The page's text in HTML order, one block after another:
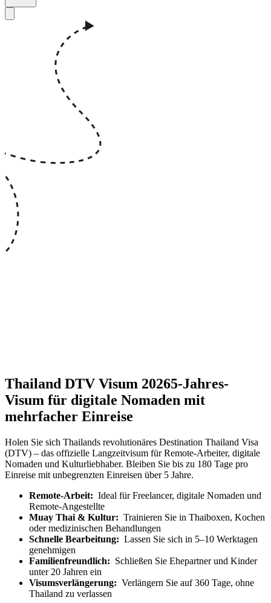
Thailand DTV Visum 20265-Jahres-
Visum für digitale Nomaden mit
mehrfacher Einreise
Holen Sie sich Thailands revolutionäres Destination Thailand Visa
(DTV) – das offizielle Langzeitvisum für Remote-Arbeiter, digitale
Nomaden und Kulturliebhaber. Bleiben Sie bis zu 180 Tage pro
Einreise mit unbegrenzten Einreisen über 5 Jahre.
Remote-Arbeit: Ideal für Freelancer, digitale Nomaden und
Remote-Angestellte
Muay Thai & Kultur: Trainieren Sie in Thaiboxen, Kochen
oder medizinischen Behandlungen
Schnelle Bearbeitung: Lassen Sie sich in 5–10 Werktagen
genehmigen
Familienfreundlich: Schließen Sie Ehepartner und Kinder
unter 20 Jahren ein
Visumsverlängerung: Verlängern Sie auf 360 Tage, ohne
Thailand zu verlassen